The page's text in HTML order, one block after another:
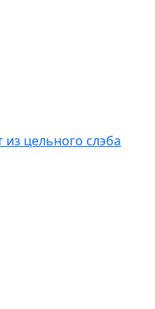
цельного слэба